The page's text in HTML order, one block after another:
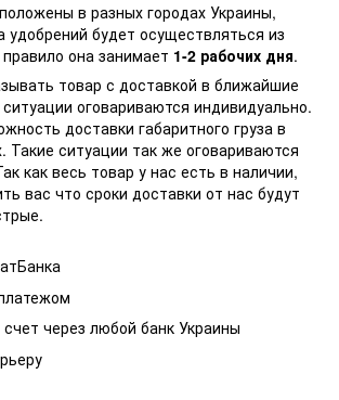
в разных городах Украины,
удобрений будет осуществляться из
она занимает 1-2 рабочих дня.
товар с доставкой в ближайшие
оговариваются индивидуально.
доставки габаритного груза в
Такие ситуации так же оговариваются
как весь товар у нас есть в наличии,
вас что сроки доставки от нас будут
через любой банк Украины